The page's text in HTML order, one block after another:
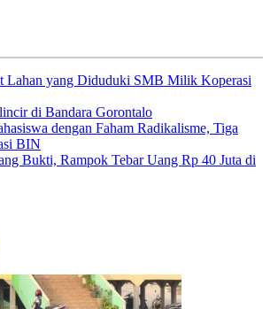
Lahan yang Diduduki SMB Milik Koperasi
di Bandara Gorontalo
dengan Faham Radikalisme, Tiga
BIN
Bukti, Rampok Tebar Uang Rp 40 Juta di